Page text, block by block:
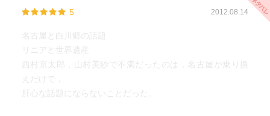
5 2012.08.14
名古屋と白川郷の話題
リニアと世界遺産
西村京太郎，山村美紗で不満だったのは，名古屋が乗り換
えだけで，
肝心な話題にならないことだった。